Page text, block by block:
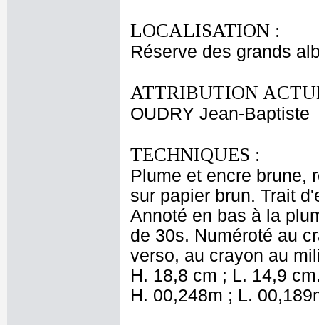
LOCALISATION :
Réserve des grands
ATTRIBUTION
OUDRY Jean-Baptiste
TECHNIQUES :
Plume et encre brune,
sur papier brun. Trait
Annoté en bas à la
de 30s. Numéroté au
verso, au crayon au
H. 18,8 cm ; L. 14,9
H. 00,248m ; L.